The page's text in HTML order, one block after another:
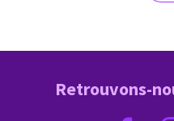
Retrouvons-